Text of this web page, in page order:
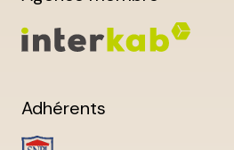
Adhérents